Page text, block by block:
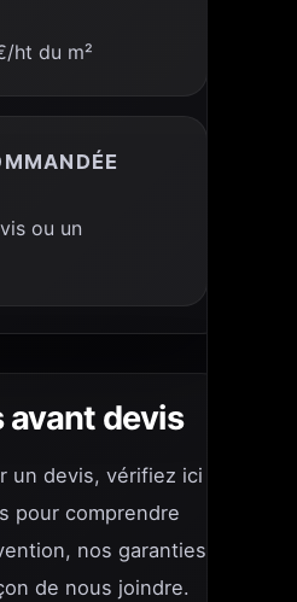
ht du m²
ou un
avant devis
un devis, vérifiez ici
pour comprendre
nos garanties
de nous joindre.